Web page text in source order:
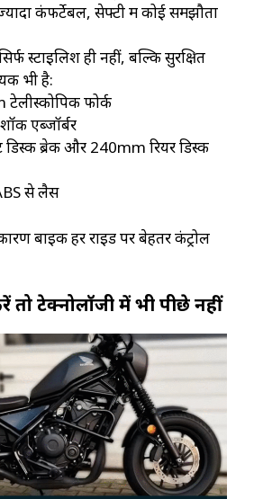
ज्यादा कंफर्टेबल, सेफ्टी में कोई समझौता
स्टाइलिश ही नहीं, बल्कि सुरक्षित
भी है:
टेलीस्कोपिक फोर्क
एब्जॉर्बर
ब्रेक और 240mm रियर डिस्क
से लैस
बाइक हर राइड पर बेहतर कंट्रोल
तो टेक्नोलॉजी में भी पीछे नहीं